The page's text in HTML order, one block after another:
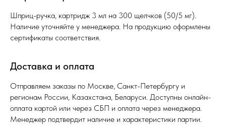
Шприц-ручка, картридж 3 мл на 300 щелчков (50/5 мг).
Наличие уточняйте у менеджера. На продукцию оформлены
сертификаты соответствия.
Доставка и оплата
Отправляем заказы по Москве, Санкт-Петербургу и
регионам России, Казахстана, Беларуси. Доступны онлайн-
оплата картой или через СБП и оплата через менеджера.
Менеджер подтвердит наличие и характеристики партии.